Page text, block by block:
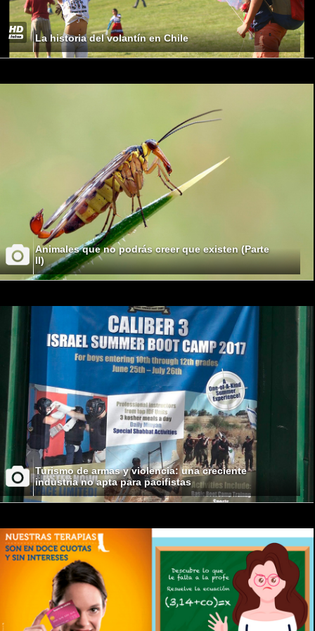
La historia del volantín en Chile
Animales que no podrás creer que existen (Parte
II)
Turismo de armas y violencia: una creciente
industria no apta para pacifistas